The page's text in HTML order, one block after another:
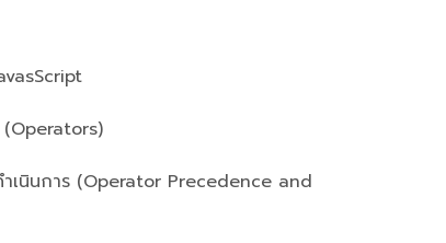
นการ (Operator Precedence and